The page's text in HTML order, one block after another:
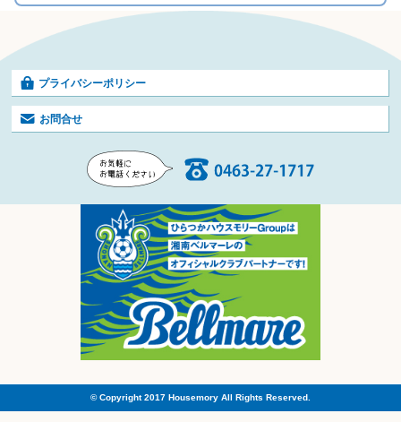
プライバシーポリシー
お問合せ
© Copyright 2017 Housemory All Rights Reserved.